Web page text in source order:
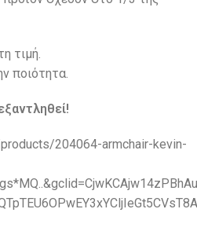
τιμή.
ποιότητα.
204064-armchair-kevin-